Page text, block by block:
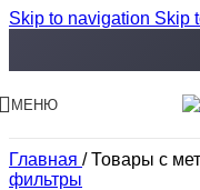
Skip to navigation Skip
МЕНЮ
Главная / Товары с
фильтры